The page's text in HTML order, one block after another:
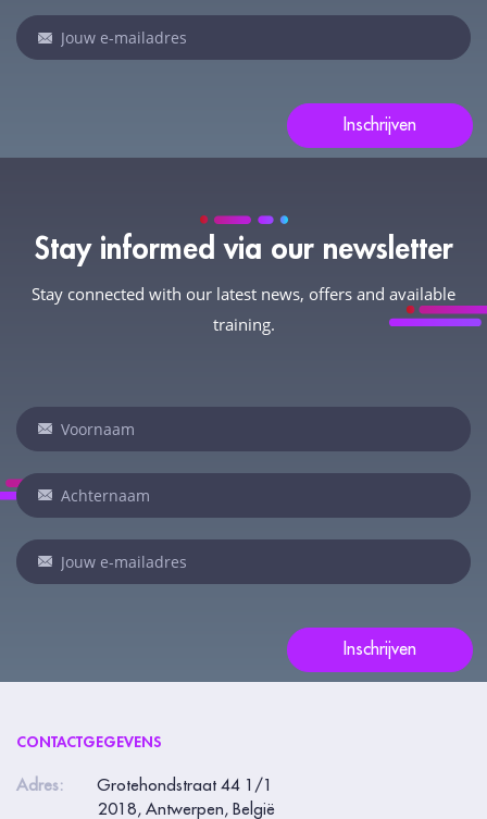
Inschrijven
bent,
laat
Stay informed via our newsletter
Stay connected with our latest news, offers and available
training.
Newsletter
Inschrijven
Indien
je
een
mens
bent,
laat
CONTACTGEGEVENS
Adres:
Grotehondstraat 44 1/1
2018, Antwerpen, België